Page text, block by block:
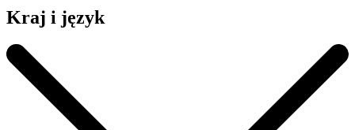
Kraj i język